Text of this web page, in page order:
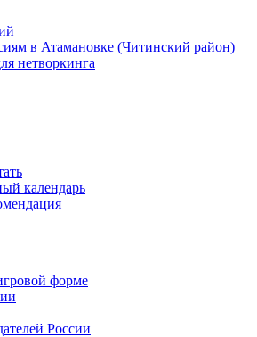
в Атамановке (Читинский район)
нетворкинга
календарь
форме
России